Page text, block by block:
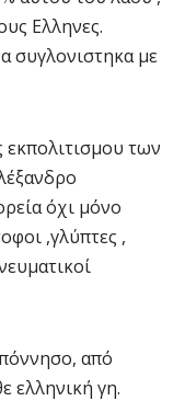
Ελληνες.
συγλονιστηκα με
των
όχι μόνο
,γλύπτες ,
από
ελληνική γη.